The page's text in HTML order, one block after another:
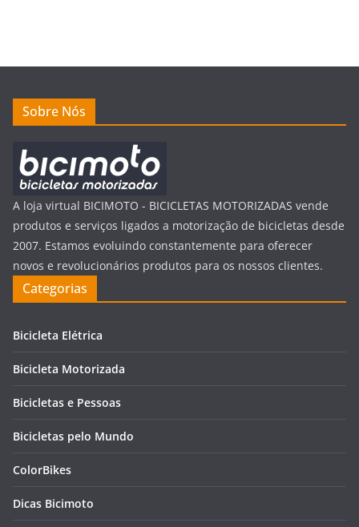
Sobre Nós
A loja virtual BICIMOTO - BICICLETAS MOTORIZADAS vende
produtos e serviços ligados a motorização de bicicletas desde
2007. Estamos evoluindo constantemente para oferecer
novos e revolucionários produtos para os nossos clientes.
Categorias
Bicicleta Elétrica
Bicicleta Motorizada
Bicicletas e Pessoas
Bicicletas pelo Mundo
ColorBikes
Dicas Bicimoto